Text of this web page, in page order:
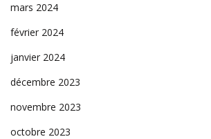
mars 2024
février 2024
janvier 2024
décembre 2023
novembre 2023
octobre 2023